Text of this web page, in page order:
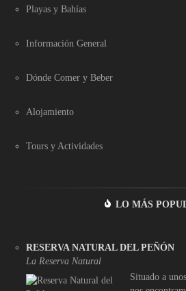
Playas y Bahías
Información General
Dónde Comer y Beber
Alojamiento
Tours y Actividades
LO MÁS
RESERVA NATURAL DEL PEÑÓN
La Reserva Natural
Situado a